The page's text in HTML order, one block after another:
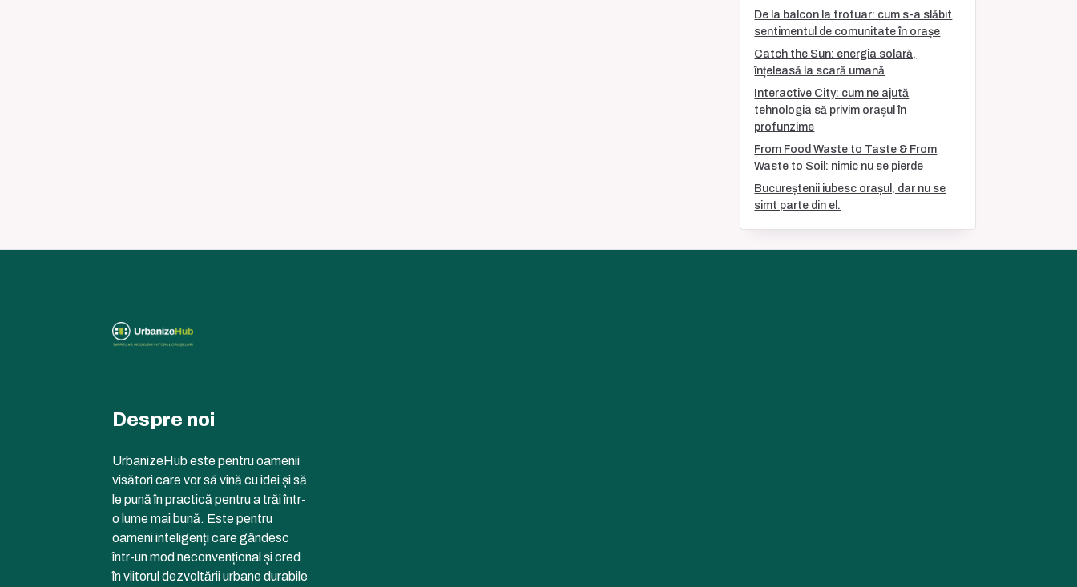
De la balcon la trotuar: cum s-a slăbit
sentimentul de comunitate în orașe
Catch the Sun: energia solară,
înțeleasă la scară umană
Interactive City: cum ne ajută
tehnologia să privim orașul în
profunzime
From Food Waste to Taste & From
Waste to Soil: nimic nu se pierde
Bucureștenii iubesc orașul, dar nu se
simt parte din el.
Despre noi
UrbanizeHub este pentru oamenii
visători care vor să vină cu idei și să
le pună în practică pentru a trăi într-
o lume mai bună. Este pentru
oameni inteligenți care gândesc
într-un mod neconvențional și cred
în viitorul dezvoltării urbane durabile